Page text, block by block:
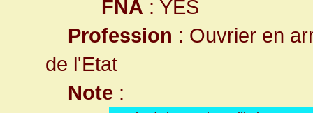
FNA : YES
Profession : Ouvrier en
de l'Etat
Note :